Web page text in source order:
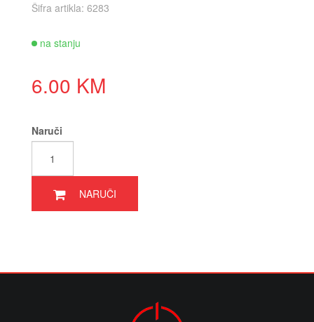
Šifra artikla: 6283
na stanju
6.00 KM
Naruči
NARUČI